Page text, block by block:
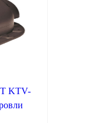
KTV-